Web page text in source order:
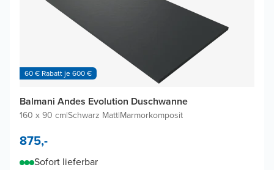
60 € Rabatt je 600 €
Balmani Andes Evolution Duschwanne
160 x 90 cm|Schwarz Matt|Marmorkomposit
875,-
Sofort lieferbar